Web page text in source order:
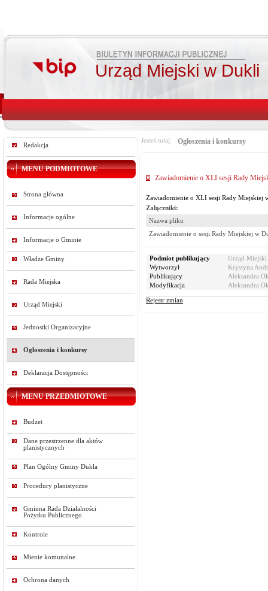
Urząd Miejski w Dukli
Redakcja
MENU PODMIOTOWE
Strona główna
Informacje ogólne
Informacje o Gminie
Władze Gminy
Rada Miejska
Urząd Miejski
Jednostki Organizacyjne
Ogłoszenia i konkursy
Deklaracja Dostępności
MENU PRZEDMIOTOWE
Budżet
Dane przestrzenne dla aktów
planistycznych
Plan Ogólny Gminy Dukla
Procedury planistyczne
Gminna Rada Działalności
Pożytku Publicznego
Kontrole
Mienie komunalne
Ochrona danych
Jesteś tutaj: Ogłoszenia i konkursy
Zawiadomienie o XLI sesji Rady
Zawiadomienie o XLI sesji Rady Miejskiej
Załączniki:
Nazwa pliku
Zawiadomienie o sesji Rady Miejskiej w
Podmiot publikujący
Urząd
Wytworzył
Krystyna
Publikujący
Aleksandra
Modyfikacja
Aleksandra
Rejestr zmian